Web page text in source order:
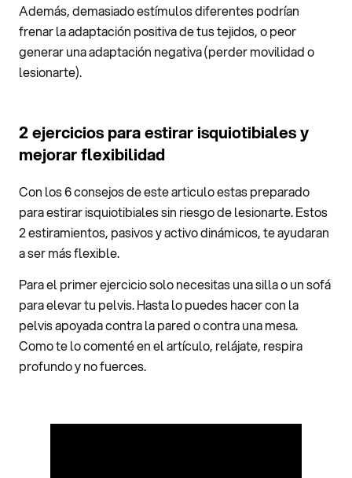
Además, demasiado estímulos diferentes podrían
frenar la adaptación positiva de tus tejidos, o peor
generar una adaptación negativa (perder movilidad o
lesionarte).
2 ejercicios para estirar isquiotibiales y
mejorar flexibilidad
Con los 6 consejos de este articulo estas preparado
para estirar isquiotibiales sin riesgo de lesionarte. Estos
2 estiramientos, pasivos y activo dinámicos, te ayudaran
a ser más flexible.
Para el primer ejercicio solo necesitas una silla o un sofá
para elevar tu pelvis. Hasta lo puedes hacer con la
pelvis apoyada contra la pared o contra una mesa.
Como te lo comenté en el artículo, relájate, respira
profundo y no fuerces.